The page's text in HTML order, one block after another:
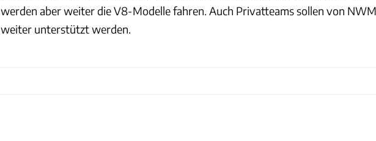
werden aber weiter die V8-Modelle fahren. Auch Privatteams sollen von NWM
weiter unterstützt werden.